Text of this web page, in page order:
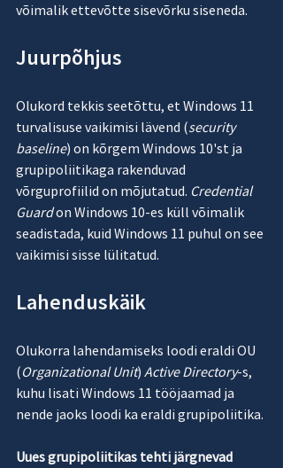
võimalik ettevõtte sisevõrku siseneda.
Juurpõhjus
Olukord tekkis seetõttu, et Windows 11
turvalisuse vaikimisi lävend (security
baseline) on kõrgem Windows 10'st ja
grupipoliitikaga rakenduvad
võrguprofiilid on mõjutatud. Credential
Guard on Windows 10-es küll võimalik
seadistada, kuid Windows 11 puhul on see
vaikimisi sisse lülitatud.
Lahenduskäik
Olukorra lahendamiseks loodi eraldi OU
(Organizational Unit) Active Directory-s,
kuhu lisati Windows 11 tööjaamad ja
nende jaoks loodi ka eraldi grupipoliitika.
Uues grupipoliitikas tehti järgnevad